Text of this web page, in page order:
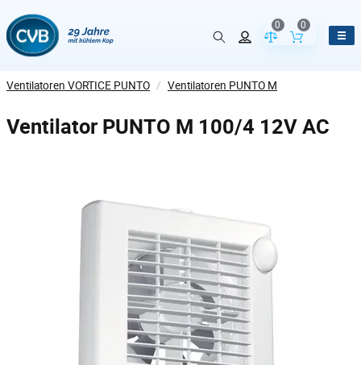
Vergleich der
0
Inhalt des
0
Ventilatoren VORTICE PUNTO / Ventilatoren PUNTO M
Ventilator PUNTO M 100/4 12V AC